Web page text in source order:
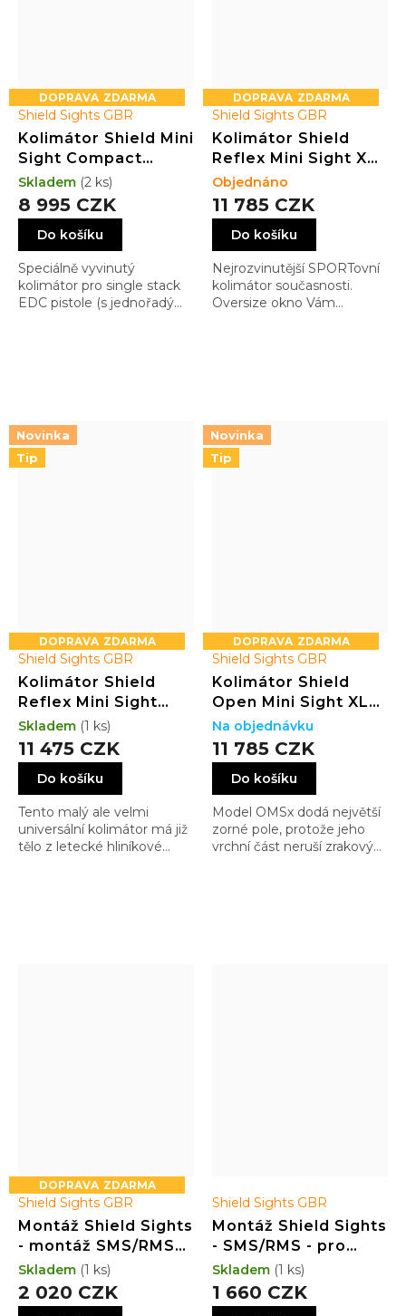
ZDARMA
Shield Sights GBR
Kolimátor Shield Mini
Sight Compact
(SMSC) GLASS
edition 4MOA Dot
(3.25MOA)
8 995 CZK
Do košíku
Speciálně vyvinutý
kolimátor pro single stack
EDC pistole (s jednořadým
Skladem (2 ks)
ZDARMA
Shield Sights GBR
Kolimátor Shield
Reflex Mini Sight XL
(RMSX) GLASS
edition 4MOA Dot
(3.25MOA) SILVER
11 785 CZK
Do košíku
Nejrozvinutější SPORTovní
kolimátor současnosti.
Oversize okno Vám
Objednáno
Novinka
Tip
ZDARMA
Shield Sights GBR
Kolimátor Shield
Reflex Mini Sight
Compact (RMSC)
GLASS edition 4MOA
Dot (3.25MOA)
11 475 CZK
Do košíku
Tento malý ale velmi
universální kolimátor má již
tělo z letecké hliníkové
Skladem (1 ks)
Novinka
Tip
ZDARMA
Shield Sights GBR
Kolimátor Shield
Open Mini Sight XL
(OMSx) GLASS
edition 4MOA Dot
(3.25MOA)
11 785 CZK
Do košíku
Model OMSx dodá největší
zorné pole, protože jeho
vrchní část neruší zrakový
Na objednávku
ZDARMA
Shield Sights GBR
Montáž Shield Sights
- montáž SMS/RMS
na Picatinny rail -
dotažitelná rukou
2 020 CZK
Skladem (1 ks)
Shield Sights GBR
Montáž Shield Sights
- SMS/RMS - pro
pistole Glock 43 -
Dovetail Low Profile
1 660 CZK
Skladem (1 ks)